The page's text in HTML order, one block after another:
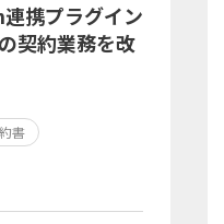
携プラグイン
契約業務を改
書